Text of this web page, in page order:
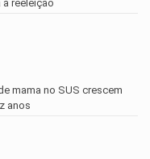
reeleição
mama no SUS crescem
anos